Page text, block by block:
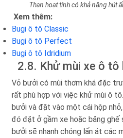
Than hoạt tính có khả năng hút
Xem thêm:
Bugi ô tô Classic
Bugi ô tô Perfect
Bugi ô tô Idridium
2.8. Khử mùi xe ô tô
Vỏ bưởi có mùi thơm khá đặc
rất phù hợp với việc khử mùi ô
bưởi và đặt vào một cái hộp
đó đặt ở gầm xe hoặc băng ghế
bưởi sẽ nhanh chóng lấn át các